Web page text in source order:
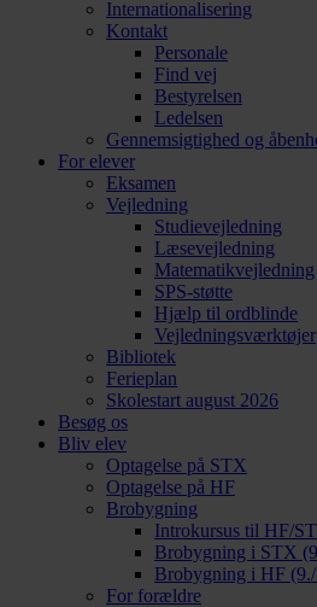
Internationalisering
Kontakt
Personale
Find vej
Bestyrelsen
Ledelsen
Gennemsigtighed og
For elever
Eksamen
Vejledning
Studievejledning
Læsevejledning
Matematikvejledning
SPS-støtte
Hjælp til ordblinde
Vejledningsværktøjer
Bibliotek
Ferieplan
Skolestart august 2026
Besøg os
Bliv elev
Optagelse på STX
Optagelse på HF
Brobygning
Introkursus til HF/
Brobygning i STX
Brobygning i HF (9./
For forældre